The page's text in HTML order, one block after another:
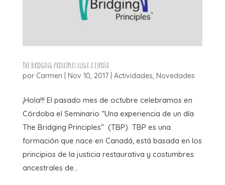
The Bridging Principles llega a España
por Carmen Nov 10, 2017| Actividades, Novedades
¡Hola!!! El pasado mes de octubre celebramos en
Córdoba el Seminario “Una experiencia de un día
The Bridging Principles” (TBP) TBP es una
formación que nace en Canadá, está basada en los
principios de la justicia restaurativa y costumbres
ancestrales de...